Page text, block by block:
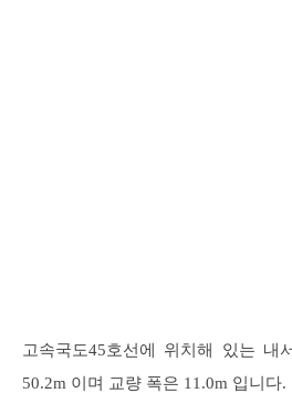
고속국도45호선에 위치해 있는 내
50.2m 이며 교량 폭은 11.0m 입니다.